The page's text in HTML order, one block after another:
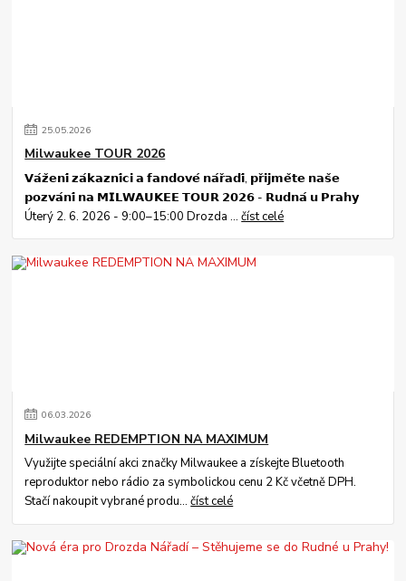
25.05.2026
Milwaukee TOUR 2026
𝗩𝗮́𝘇̌𝗲𝗻𝗶́ 𝘇𝗮́𝗸𝗮𝘇𝗻𝗶́𝗰𝗶 𝗮 𝗳𝗮𝗻𝗱𝗼𝘃𝗲́ 𝗻𝗮́𝗿̌𝗮𝗱𝗶́, 𝗽𝗿̌𝗶𝗷𝗺𝗲̌𝘁𝗲 𝗻𝗮𝘀̌𝗲
𝗽𝗼𝘇𝘃𝗮́𝗻𝗶́ 𝗻𝗮 𝗠𝗜𝗟𝗪𝗔𝗨𝗞𝗘𝗘 𝗧𝗢𝗨𝗥 𝟮𝟬𝟮𝟲 - 𝗥𝘂𝗱𝗻𝗮́ 𝘂 𝗣𝗿𝗮𝗵𝘆
Úterý 2. 6. 2026 - 9:00–15:00 Drozda ...číst celé
06.03.2026
Milwaukee REDEMPTION NA MAXIMUM
Využijte speciální akci značky Milwaukee a získejte Bluetooth
reproduktor nebo rádio za symbolickou cenu 2 Kč včetně DPH.
Stačí nakoupit vybrané produ...číst celé